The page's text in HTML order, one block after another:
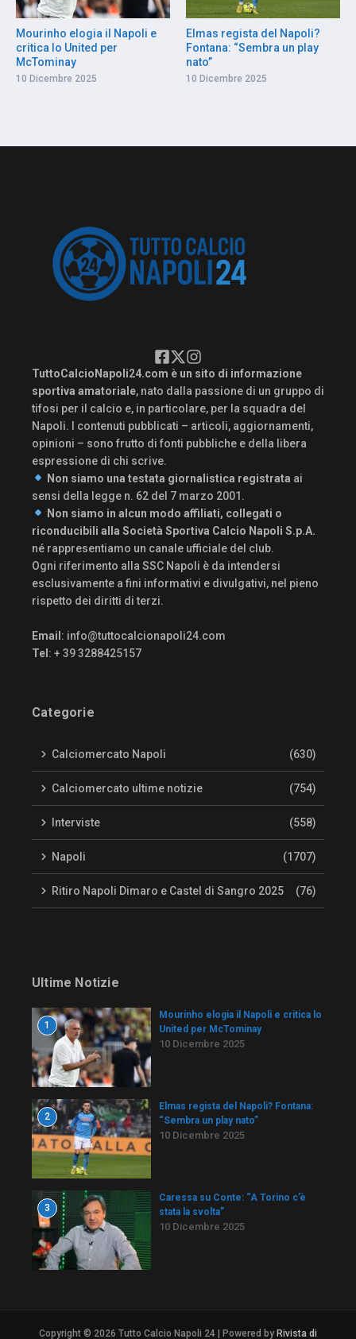
Mourinho elogia il Napoli e
critica lo United per
McTominay
10 Dicembre 2025
Elmas regista del Napoli?
Fontana: “Sembra un play
nato”
10 Dicembre 2025
TuttoCalcioNapoli24.com è un sito di informazione
sportiva amatoriale, nato dalla passione di un gruppo di
tifosi per il calcio e, in particolare, per la squadra del
Napoli. I contenuti pubblicati – articoli, aggiornamenti,
opinioni – sono frutto di fonti pubbliche e della libera
espressione di chi scrive.
Non siamo una testata giornalistica registrata ai
sensi della legge n. 62 del 7 marzo 2001.
Non siamo in alcun modo affiliati, collegati o
riconducibili alla Società Sportiva Calcio Napoli S.p.A.
né rappresentiamo un canale ufficiale del club.
Ogni riferimento alla SSC Napoli è da intendersi
esclusivamente a fini informativi e divulgativi, nel pieno
rispetto dei diritti di terzi.
Email : info@tuttocalcionapoli24.com
Tel : + 39 3288425157
Categorie
Calciomercato Napoli (630)
Calciomercato ultime notizie (754)
Interviste (558)
Napoli (1707)
Ritiro Napoli Dimaro e Castel di Sangro 2025 (76)
Ultime Notizie
1
Mourinho elogia il Napoli e critica lo
United per McTominay
10 Dicembre 2025
2
Elmas regista del Napoli? Fontana:
“Sembra un play nato”
10 Dicembre 2025
3
Caressa su Conte: “A Torino c’è
stata la svolta”
10 Dicembre 2025
Copyright © 2026 Tutto Calcio Napoli 24 | Powered by Rivista di